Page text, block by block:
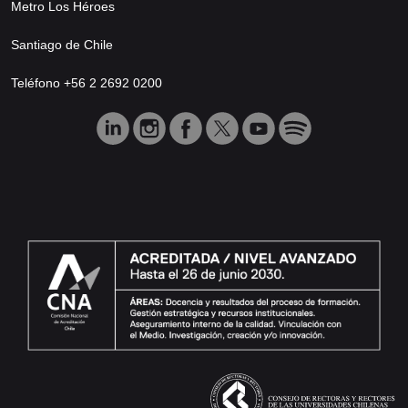
Metro Los Héroes
Santiago de Chile
Teléfono +56 2 2692 0200